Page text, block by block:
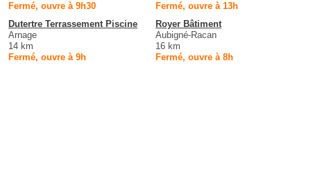
Fermé, ouvre à 9h30
Fermé, ouvre à 13h
Dutertre Terrassement Piscine
Arnage
14 km
Fermé, ouvre à 9h
Royer Bâtiment
Aubigné-Racan
16 km
Fermé, ouvre à 8h